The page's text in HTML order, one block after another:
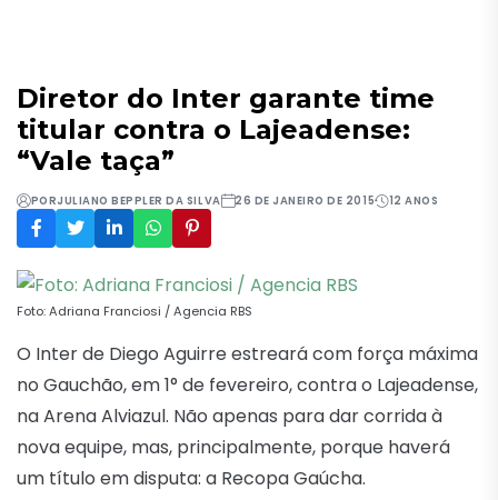
Diretor do Inter garante time
titular contra o Lajeadense:
“Vale taça”
PORJULIANO BEPPLER DA SILVA 26 DE JANEIRO DE 2015 12 ANOS
Foto: Adriana Franciosi / Agencia RBS
O Inter de Diego Aguirre estreará com força máxima
no Gauchão, em 1° de fevereiro, contra o Lajeadense,
na Arena Alviazul. Não apenas para dar corrida à
nova equipe, mas, principalmente, porque haverá
um título em disputa: a Recopa Gaúcha.